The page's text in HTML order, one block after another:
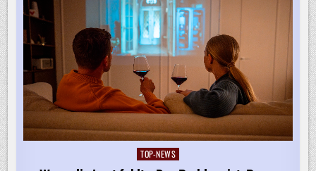
Posted
in
TOP-NEWS